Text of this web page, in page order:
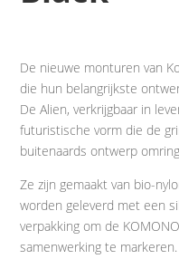
De nieuwe monturen van
die hun belangrijkste
De Alien, verkrijgbaar in
futuristische vorm die de
buitenaards ontwerp
Ze zijn gemaakt van bio-
worden geleverd met een
verpakking om de
samenwerking te markeren.